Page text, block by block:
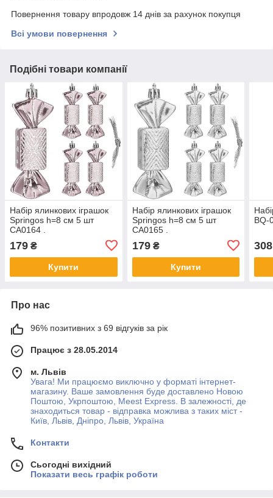
Повернення товару впродовж 14 днів за рахунок покупця
Всі умови повернення
Подібні товари компанії
Набір ялинкових іграшок
Springos h=8 см 5 шт
CA0164 .
179 ₴
Купити
Набір ялинкових іграшок
Springos h=8 см 5 шт
CA0165 .
179₴
Купити
BQ-
308
Про нас
96% позитивних з 69 відгуків за рік
Працює з 28.05.2014
м. Львів
Увага! Ми працюємо виключно у форматі інтернет-
магазину. Ваше замовлення буде доставлено Новою
Поштою, Укрпоштою, Meest Express. В залежності, де
знаходиться товар - відправка можлива з таких міст -
Київ, Львів, Дніпро, Львів, Україна
Контакти
Сьогодні вихідний
Показати весь графік роботи